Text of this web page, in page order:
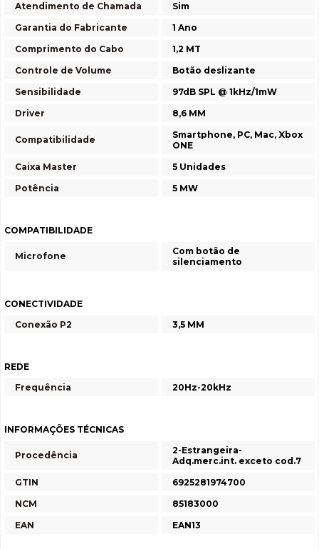
Atendimento de Chamada
Sim
Garantia do Fabricante
1 Ano
Comprimento do Cabo
1,2 MT
Controle de Volume
Botão deslizante
Sensibilidade
97dB SPL @ 1kHz/1mW
Driver
8,6 MM
Compatibilidade
Smartphone, PC, Mac, Xbox
ONE
Caixa Master
5 Unidades
Potência
5 MW
COMPATIBILIDADE
Microfone
Com botão de
silenciamento
CONECTIVIDADE
Conexão P2
3,5 MM
REDE
Frequência
20Hz-20kHz
INFORMAÇÕES TÉCNICAS
Procedência
2-Estrangeira-
Adq.merc.int. exceto cod.7
GTIN
6925281974700
NCM
85183000
EAN
EAN13